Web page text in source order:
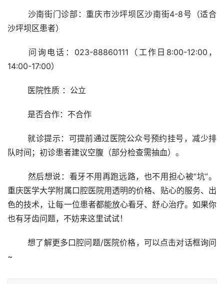
沙坪坝区患者）
14:00-17:00）
	医院性质 ：公立
	是否合作：不合作
	就诊提示：可提前通过医院公众号预约挂号，减少排
队时间；初诊患者建议空腹（部分检查需抽血）。
重庆医学大学附属口腔医院用透明的价格、贴心的服务、出
色的技术，让每一位患者都能放心看牙、舒心治疗。如果你
也有牙齿问题，不妨来这里试试！
	想了解更多口腔问题/医院价格，可以点击对话框询问
~